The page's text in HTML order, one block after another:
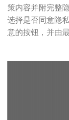
策内容并附完整
选择是否同意隐
意的按钮，并由